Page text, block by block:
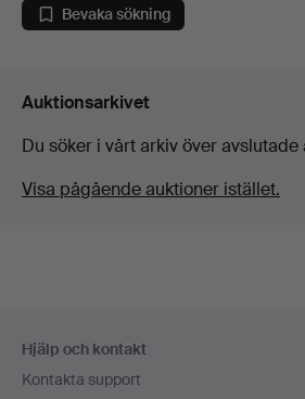
Bevaka sökning
Auktionsarkivet
Du söker i vårt arkiv över avslutade
Visa pågående auktioner istället.
Hjälp och kontakt
Kontakta support